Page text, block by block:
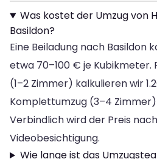
Was kostet der Umzug von
Basildon?
Eine Beiladung nach Basildon
etwa 70–100 € je Kubikmeter.
(1–2 Zimmer) kalkulieren wir
Komplettumzug (3–4 Zimmer)
Verbindlich wird der Preis
Videobesichtigung.
Wie lange ist das